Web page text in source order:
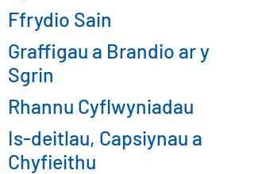
Ffrydio Sain
Graffigau a Brandio ar y
Sgrin
Rhannu Cyflwyniadau
Is-deitlau, Capsiynau a
Chyfieithu